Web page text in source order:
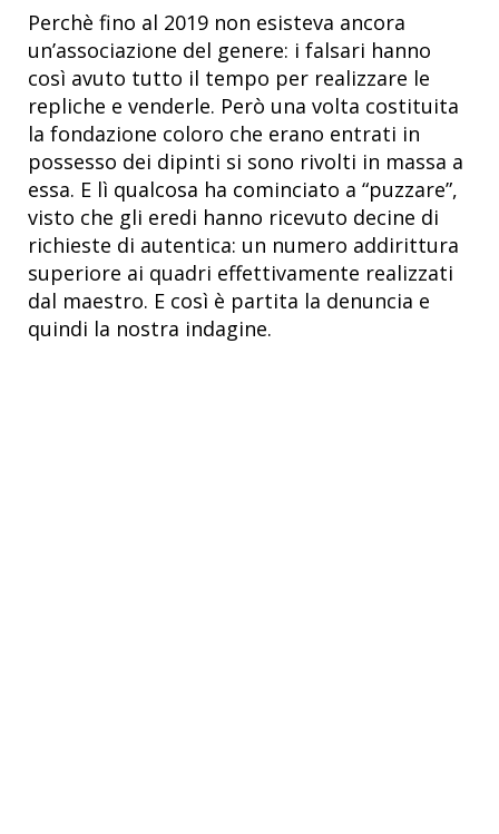
Perchè fino al 2019 non esisteva ancora
un’associazione del genere: i falsari hanno
così avuto tutto il tempo per realizzare le
repliche e venderle. Però una volta costituita
la fondazione coloro che erano entrati in
possesso dei dipinti si sono rivolti in massa a
essa. E lì qualcosa ha cominciato a “puzzare”,
visto che gli eredi hanno ricevuto decine di
richieste di autentica: un numero addirittura
superiore ai quadri effettivamente realizzati
dal maestro. E così è partita la denuncia e
quindi la nostra indagine.